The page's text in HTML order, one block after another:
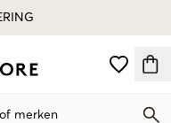
merken